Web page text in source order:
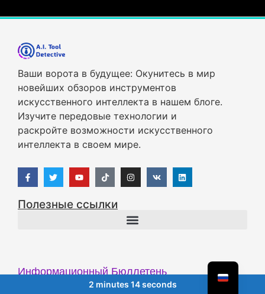
Ваши ворота в будущее: Окунитесь в мир
новейших обзоров инструментов
искусственного интеллекта в нашем блоге.
Изучите передовые технологии и
раскройте возможности искусственного
интеллекта в своем мире.
Полезные ссылки
Информационный Бюллетень
2 minutes 14 seconds